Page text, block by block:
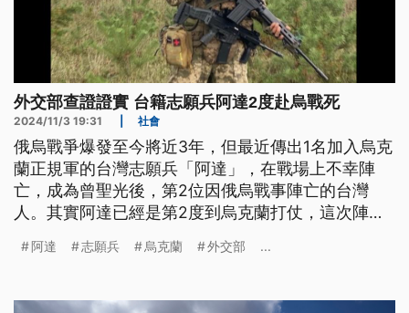
外交部查證證實 台籍志願兵阿達2度赴烏戰死
2024/11/3 19:31 社會
俄烏戰爭爆發至今將近3年，但最近傳出1名加入烏克
蘭正規軍的台灣志願兵「阿達」，在戰場上不幸陣
亡，成為曾聖光後，第2位因俄烏戰事陣亡的台灣
人。其實阿達已經是第2度到烏克蘭打仗，這次陣亡
阿達 志願兵 烏克蘭 外交部 ...